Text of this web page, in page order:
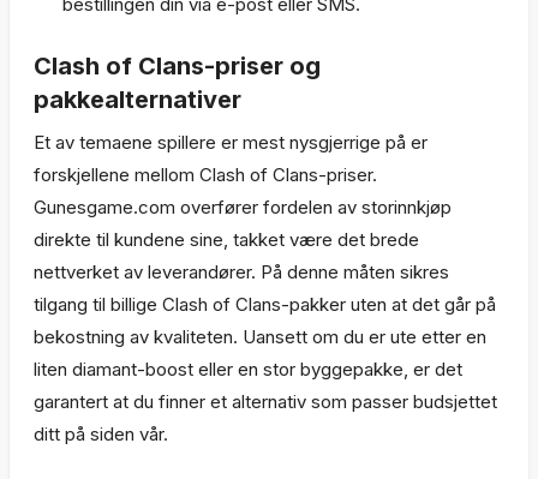
Clash of Clans-priser og
pakkealternativer
Et av temaene spillere er mest nysgjerrige på er
forskjellene mellom Clash of Clans-priser.
Gunesgame.com overfører fordelen av storinnkjøp
direkte til kundene sine, takket være det brede
nettverket av leverandører. På denne måten sikres
tilgang til billige Clash of Clans-pakker uten at det går på
bekostning av kvaliteten. Uansett om du er ute etter en
liten diamant-boost eller en stor byggepakke, er det
garantert at du finner et alternativ som passer budsjettet
ditt på siden vår.